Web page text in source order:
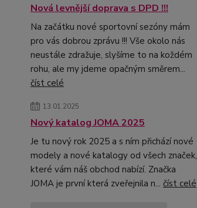
Nová levnější doprava s DPD !!!
Na začátku nové sportovní sezóny mám
pro vás dobrou zprávu !!! Vše okolo nás
neustále zdražuje, slyšíme to na koždém
rohu, ale my jdeme opačným směrem...
číst celé
13.01.2025
Nový katalog JOMA 2025
Je tu nový rok 2025 a s ním přichází nové
modely a nové katalogy od všech značek,
které vám náš obchod nabízí. Značka
JOMA je první která zveřejnila n... číst celé